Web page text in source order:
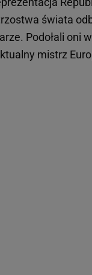
świata
Podołali oni
mistrz